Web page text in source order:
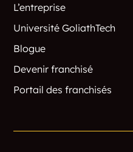
L’entreprise
Université GoliathTech
Blogue
Devenir franchisé
Portail des franchisés